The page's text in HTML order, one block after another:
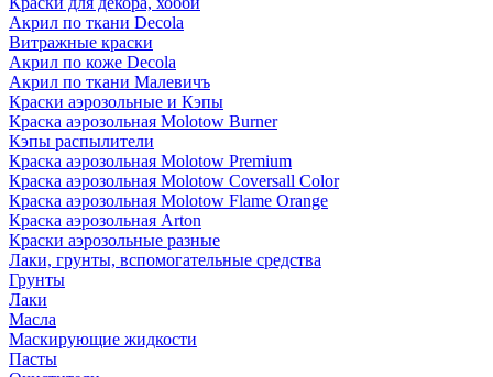
Акрил по ткани Decola
Витражные краски
Акрил по коже Decola
Акрил по ткани Малевичъ
Краски аэрозольные и Кэпы
Краска аэрозольная Molotow Burner
Кэпы распылители
Краска аэрозольная Molotow Premium
Краска аэрозольная Molotow Coversall Color
Краска аэрозольная Molotow Flame Orange
Краска аэрозольная Arton
Краски аэрозольные разные
Лаки, грунты, вспомогательные средства
Грунты
Лаки
Масла
Маскирующие жидкости
Пасты